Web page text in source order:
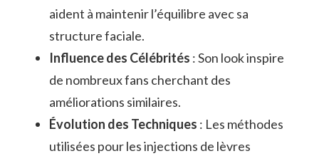
aident à maintenir l’équilibre avec sa
structure faciale.
Influence des Célébrités : Son look inspire
de nombreux fans cherchant des
améliorations similaires.
Évolution des Techniques : Les méthodes
utilisées pour les injections de lèvres